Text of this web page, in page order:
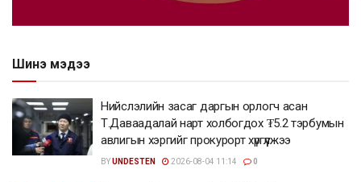
Шинэ мэдээ
Нийслэлийн засаг даргын орлогч асан
Т.Даваадалай нарт холбогдох ₮5.2 тэрбумын
авлигын хэргийг прокурорт хүргүүлжээ
BYUNDESTEN 2026-08-04 11:14 0